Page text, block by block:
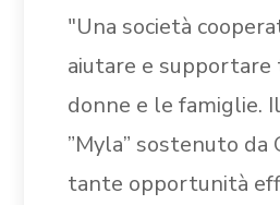
"Una società
aiutare e
donne e le famiglie.
”Myla” sostenuto da
tante opportunità